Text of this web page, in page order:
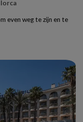
even weg te zijn en te